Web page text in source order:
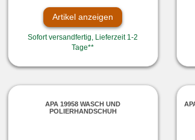
Artikel anzeigen
Sofort versandfertig, Lieferzeit 1-2
Tage**
APA 19958 WASCH UND
POLIERHANDSCHUH